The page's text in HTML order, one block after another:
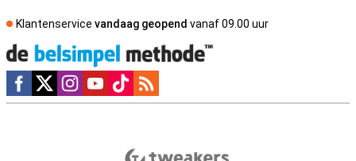
Klantenservice vandaag geopend vanaf 09.00 uur
Social media